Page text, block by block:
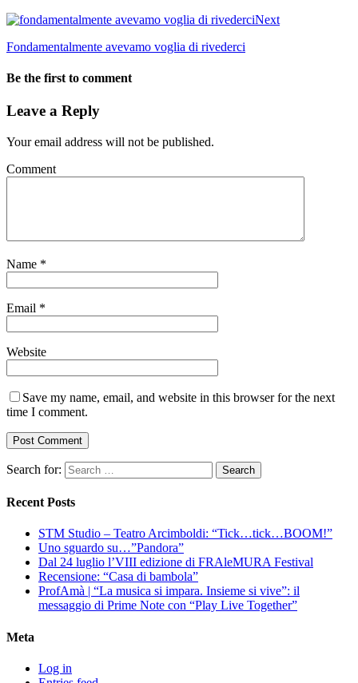
Next
Fondamentalmente avevamo voglia di rivederci
Be the first to comment
Leave a Reply
Your email address will not be published.
Comment
Name *
Email *
Website
Save my name, email, and website in this browser for the next
time I comment.
Search for:
Recent Posts
STM Studio – Teatro Arcimboldi: “Tick…tick…BOOM!”
Uno sguardo su…”Pandora”
Dal 24 luglio l’VIII edizione di FRAleMURA Festival
Recensione: “Casa di bambola”
ProfAmà | “La musica si impara. Insieme si vive”: il
messaggio di Prime Note con “Play Live Together”
Meta
Log in